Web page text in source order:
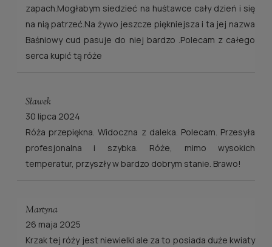
zapach.Mogłabym siedzieć na huśtawce cały dzień i się
na nią patrzeć.Na żywo jeszcze piękniejsza i ta jej nazwa
Baśniowy cud pasuje do niej bardzo .Polecam z całego
serca kupić tą róże
Sławek
30 lipca 2024
Róża przepiękna. Widoczna z daleka. Polecam. Przesyła
profesjonalna i szybka. Róże, mimo wysokich
temperatur, przyszły w bardzo dobrym stanie. Brawo!
Martyna
26 maja 2025
Krzak tej róży jest niewielki ale za to posiada duże kwiaty